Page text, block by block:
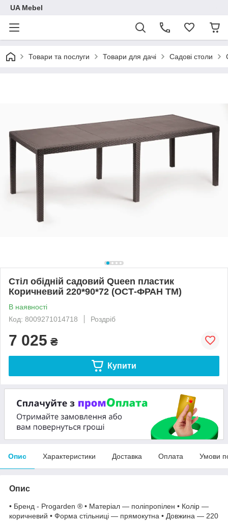
UA Mebel
Товари та послуги Товари для дачі Садові столи
Стіл обідній садовий Queen пластик
Коричневий 220*90*72 (ОСТ-ФРАН ТМ)
В наявності
Код: 8009271014718
Роздріб
7 025 ₴
Купити
Опис Характеристики Доставка Оплата Умови
Опис
• Бренд - Progarden ® • Матеріал — поліпропілен • Колір —
коричневий • Форма стільниці — прямокутна • Довжина — 220